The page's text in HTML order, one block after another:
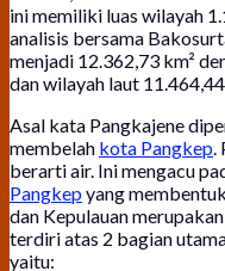
ini memiliki luas wilayah
analisis bersama
menjadi 12.362,73 km²
dan wilayah laut
Asal kata Pangkajene
membelah kota Pangkep.
berarti air. Ini mengacu
Pangkepyang
dan Kepulauan
terdiri atas 2 bagian
yaitu: